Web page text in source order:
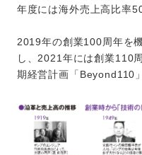
年度には海外売上高比率
2019年の創業100周年を
し、2021年には創業110
期経営計画「Beyond110